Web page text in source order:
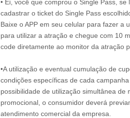
• Ei, você que comprou o Single Pass,
cadastrar o ticket do Single Pass
Baixe o APP em seu celular para fazer a
para utilizar a atração e chegue com 10
code diretamente ao monitor da atração
•A utilização e eventual cumulação de
condições específicas de cada
possibilidade de utilização simultânea de
promocional, o consumidor deverá
atendimento comercial da empresa.